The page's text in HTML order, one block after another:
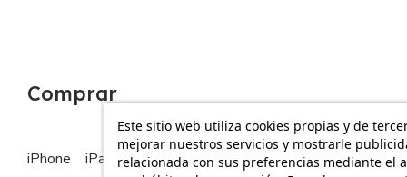
Este sitio web utiliza cookies propias y de
mejorar nuestros servicios y mostrarle
relacionada con sus preferencias mediante el
Comprar
iPhone iPad MacBook Apple Watch